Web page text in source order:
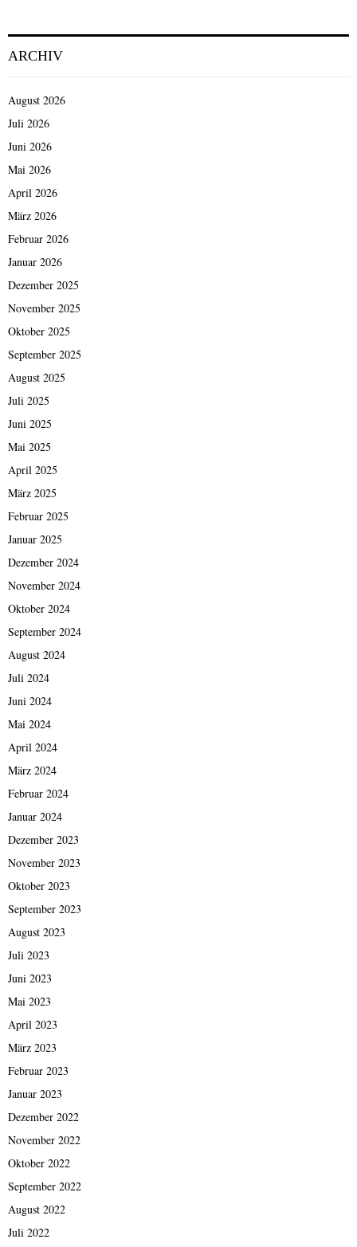
ARCHIV
August 2026
Juli 2026
Juni 2026
Mai 2026
April 2026
März 2026
Februar 2026
Januar 2026
Dezember 2025
November 2025
Oktober 2025
September 2025
August 2025
Juli 2025
Juni 2025
Mai 2025
April 2025
März 2025
Februar 2025
Januar 2025
Dezember 2024
November 2024
Oktober 2024
September 2024
August 2024
Juli 2024
Juni 2024
Mai 2024
April 2024
März 2024
Februar 2024
Januar 2024
Dezember 2023
November 2023
Oktober 2023
September 2023
August 2023
Juli 2023
Juni 2023
Mai 2023
April 2023
März 2023
Februar 2023
Januar 2023
Dezember 2022
November 2022
Oktober 2022
September 2022
August 2022
Juli 2022